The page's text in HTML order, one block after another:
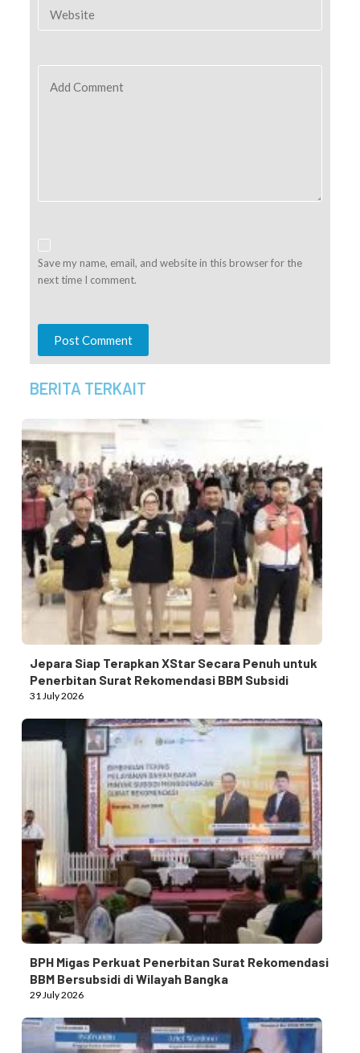
Website
Add Comment
Save my name, email, and website in this browser for the
next time I comment.
Post Comment
BERITA TERKAIT
Jepara Siap Terapkan XStar Secara Penuh untuk
Penerbitan Surat Rekomendasi BBM Subsidi
31 July 2026
BPH Migas Perkuat Penerbitan Surat Rekomendasi
BBM Bersubsidi di Wilayah Bangka
29 July 2026